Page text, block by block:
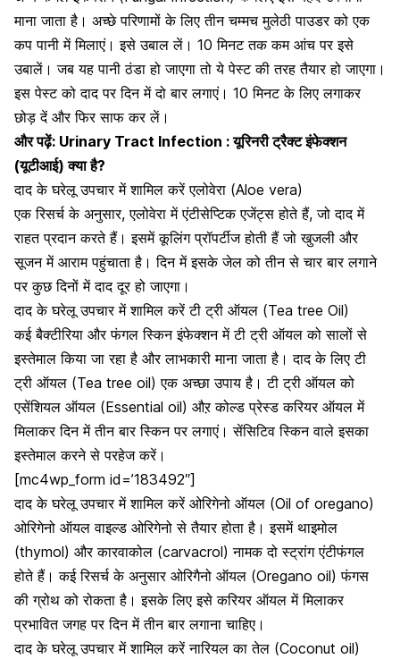
माना जाता है। अच्छे परिणामों के लिए तीन चम्मच मुलेठी पाउडर को एक
कप पानी में मिलाएं। इसे उबाल लें। 10 मिनट तक कम आंच पर इसे
उबालें। जब यह पानी ठंडा हो जाएगा तो ये पेस्ट की तरह तैयार हो जाएगा।
इस पेस्ट को दाद पर दिन में दो बार लगाएं। 10 मिनट के लिए लगाकर
छोड़ दें और फिर साफ कर लें।
और पढ़ें: Urinary Tract Infection : यूरिनरी ट्रैक्ट इंफेक्शन
(यूटीआई) क्या है?
दाद के घरेलू उपचार में शामिल करें एलोवेरा (Aloe vera)
एक रिसर्च के अनुसार,एलोवेरा में एंटीसेप्टिक एजेंट्स होते हैं, जो दाद में
राहत प्रदान करते हैं। इसमें कूलिंग प्रॉपर्टीज होती हैं जो खुजली और
सूजन में आराम पहुंचाता है। दिन में इसके जेल को तीन से चार बार लगाने
पर कुछ दिनों में दाद दूर हो जाएगा।
दाद के घरेलू उपचार में शामिल करें टी ट्री ऑयल (Tea tree Oil)
कई बैक्टीरिया और फंगल स्किन इंफेक्शन मेंटी ट्री ऑयल को सालों से
इस्तेमाल किया जा रहा है और लाभकारी माना जाता है। दाद के लिए टी
ट्री ऑयल (Tea tree oil) एक अच्छा उपाय है। टी ट्री ऑयल को
एसेंशियल ऑयल (Essential oil) औऱ कोल्ड प्रेस्ड करियर ऑयल में
मिलाकर दिन में तीन बार स्किन पर लगाएं। सेंसिटिव स्किन वाले इसका
इस्तेमाल करने से परहेज करें।
[mc4wp_form id=’183492″]
दाद के घरेलू उपचार में शामिल करें ओरिगेनो ऑयल (Oil of oregano)
ओरिगेनो ऑयल वाइल्ड ओरिगेनो से तैयार होता है। इसमें थाइमोल
(thymol) और कारवाकोल (carvacrol) नामक दो स्ट्रांग एंटीफंगल
होते हैं। कई रिसर्च के अनुसार ओरिगैनो ऑयल (Oregano oil) फंगस
की ग्रोथ को रोकता है। इसके लिए इसे करियर ऑयल में मिलाकर
प्रभावित जगह पर दिन में तीन बार लगाना चाहिए।
दाद के घरेलू उपचार में शामिल करें नारियल का तेल (Coconut oil)